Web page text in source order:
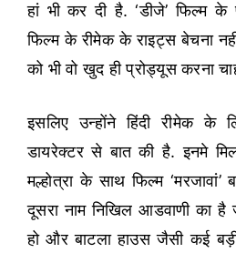
हां भी कर दी है. ‘डीजे’ फिल्म
फिल्म के रीमेक के राइट्स बेचना
को भी वो खुद ही प्रोड्यूस करना
इसलिए उन्होंने हिंदी रीमेक के
डायरेक्टर से बात की है. इनमे
मल्होत्रा के साथ फिल्म
दूसरा नाम निखिल आडवाणी का है
हो और बाटला हाउस जैसी कई